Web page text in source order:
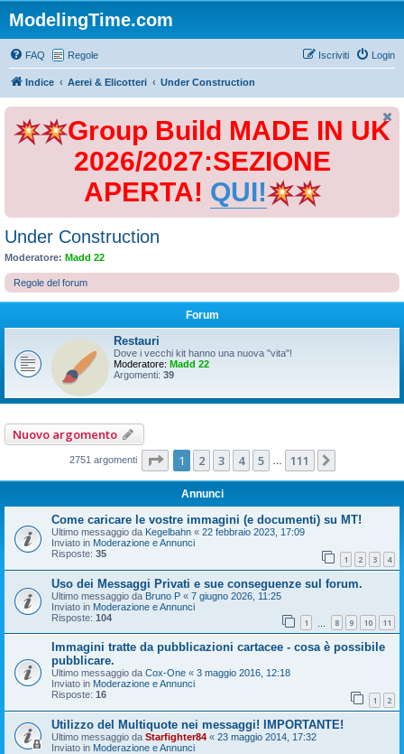
ModelingTime.com
FAQ Regole Login
Iscriviti
Indice Aerei & Elicotteri Under Construction
Group Build MADE IN UK
2026/2027:SEZIONE
APERTA! QUI!
Under Construction
Moderatore: Madd 22
Regole del forum
Forum
Restauri
Dove i vecchi kit hanno una nuova "vita"!
Moderatore: Madd 22
Argomenti: 39
Nuovo argomento
2751 argomenti Pagina di 111
1 2 3 4 5 111
Annunci
Come caricare le vostre immagini (e documenti) su MT!
Ultimo messaggio da Kegelbahn « 22 febbraio 2023, 17:09
Inviato in Moderazione e Annunci
Risposte: 35 1 2 3 4
Uso dei Messaggi Privati e sue conseguenze sul forum.
Ultimo messaggio da Bruno P « 7 giugno 2026, 11:25
Inviato in Moderazione e Annunci
Risposte: 104 1 8 9 10 11
Immagini tratte da pubblicazioni cartacee - cosa è possibile
pubblicare.
Ultimo messaggio da Cox-One « 3 maggio 2016, 12:18
Inviato in Moderazione e Annunci
Risposte: 16 1 2
Utilizzo del Multiquote nei messaggi! IMPORTANTE!
Ultimo messaggio da Starfighter84 « 23 maggio 2014, 17:32
Inviato in Moderazione e Annunci